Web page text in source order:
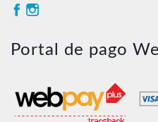
Portal de pago